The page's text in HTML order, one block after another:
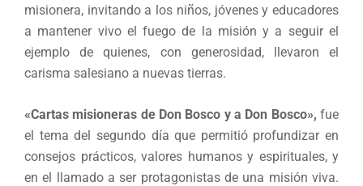
misionera, invitando a los niños, jóvenes y educadores
a mantener vivo el fuego de la misión y a seguir el
ejemplo de quienes, con generosidad, llevaron el
carisma salesiano a nuevas tierras.
«Cartas misioneras de Don Bosco y a Don Bosco», fue
el tema del segundo día que permitió profundizar en
consejos prácticos, valores humanos y espirituales, y
en el llamado a ser protagonistas de una misión viva.